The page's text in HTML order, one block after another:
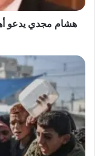
بجولة
الإعادة
والتنمية
هشام مجدي يدعو
وزير
الصحة
الفلسطيني:
الشعب
المصري
يقتطع
من
قوت